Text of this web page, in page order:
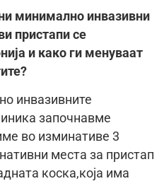
минимално инвазивни
пристапи се
и како ги менуваат
инвазивните
започнавме
во изминативе 3
места за пристап
коска,која има